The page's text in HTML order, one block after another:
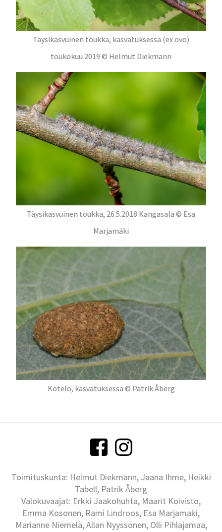
Täysikasvuinen toukka, kasvatuksessa (ex ovo)
toukokuu 2019 © Helmut Diekmann
Täysikasvuinen toukka, 26.5.2018 Kangasala © Esa
Marjamäki
Kotelo, kasvatuksessa © Patrik Åberg
Toimituskunta: Helmut Diekmann, Jaana Ihme, Heikki
Tabell, Patrik Åberg
Valokuvaajat: Erkki Jaakohuhta, Maarit Koivisto,
Emma Kosonen, Rami Lindroos, Esa Marjamäki,
Marianne Niemelä, Allan Nyyssönen, Olli Pihlajamaa,